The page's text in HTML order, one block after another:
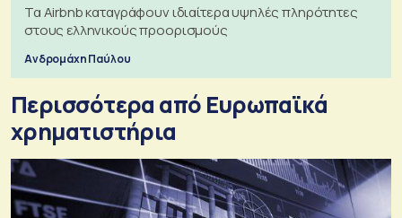
Τα Airbnb καταγράφουν ιδιαίτερα υψηλές πληρότητες
στους ελληνικούς προορισμούς
Ανδρομάχη Παύλου
Περισσότερα από Ευρωπαϊκά
χρηματιστήρια